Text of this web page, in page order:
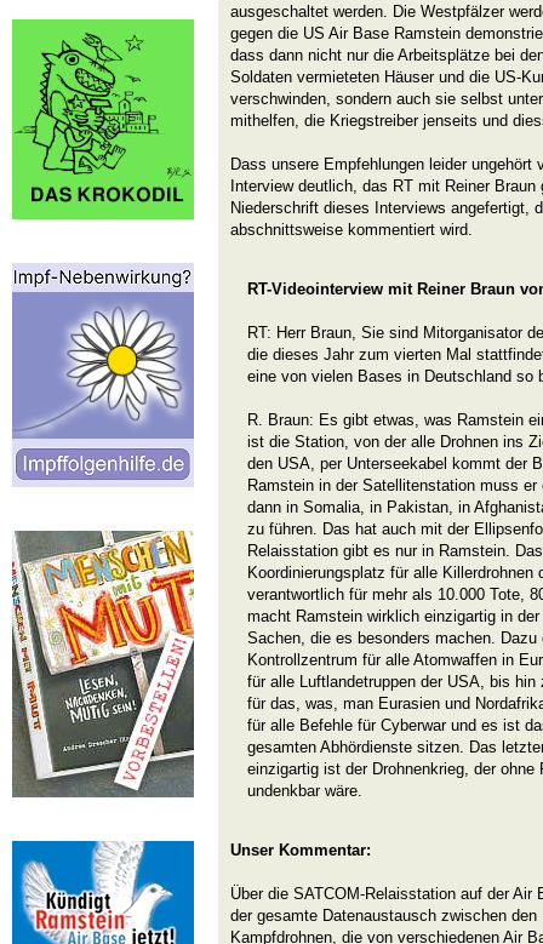
ausgeschaltet werden. Die Westpfälzer
gegen die US Air Base Ramstein
dass dann nicht nur die Arbeitsplätze bei
Soldaten vermieteten Häuser und die US-
verschwinden, sondern auch sie selbst
mithelfen, die Kriegstreiber jenseits und
Dass unsere Empfehlungen leider
Interview deutlich, das RT mit Reiner
Niederschrift dieses Interviews angefertigt,
abschnittsweise kommentiert wird.
RT-Videointerview mit Reiner Braun
RT: Herr Braun, Sie sind Mitorganisator
die dieses Jahr zum vierten Mal
eine von vielen Bases in Deutschland so
R. Braun: Es gibt etwas, was Ramstein
ist die Station, von der alle Drohnen ins
den USA, per Unterseekabel kommt der
Ramstein in der Satellitenstation muss
dann in Somalia, in Pakistan, in
zu führen. Das hat auch mit der
Relaisstation gibt es nur in Ramstein.
Koordinierungsplatz für alle Killerdrohnen
verantwortlich für mehr als 10.000 Tote,
macht Ramstein wirklich einzigartig in
Sachen, die es besonders machen.
Kontrollzentrum für alle Atomwaffen in
für alle Luftlandetruppen der USA, bis
für das, was, man Eurasien und
für alle Befehle für Cyberwar und es ist
gesamten Abhördienste sitzen. Das
einzigartig ist der Drohnenkrieg, der ohne
undenkbar wäre.
Unser Kommentar:
Über die SATCOM-Relaisstation auf der Air
der gesamte Datenaustausch zwischen
Kampfdrohnen, die von verschiedenen Air